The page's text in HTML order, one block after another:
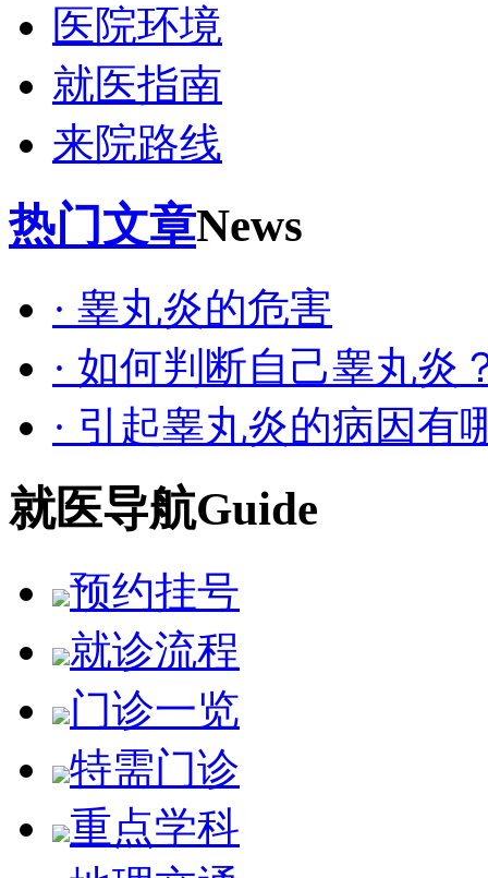
医院环境
就医指南
来院路线
热门文章News
· 睾丸炎的危害
· 如何判断自己睾丸炎
· 引起睾丸炎的病因有
就医导航Guide
预约挂号
就诊流程
门诊一览
特需门诊
重点学科